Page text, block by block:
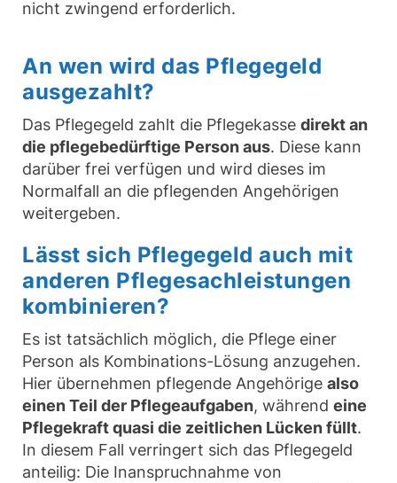
nicht zwingend erforderlich.
An wen wird das Pflegegeld
ausgezahlt?
Das Pflegegeld zahlt die Pflegekasse direkt an
die pflegebedürftige Person aus. Diese kann
darüber frei verfügen und wird dieses im
Normalfall an die pflegenden Angehörigen
weitergeben.
Lässt sich Pflegegeld auch mit
anderen Pflegesachleistungen
kombinieren?
Es ist tatsächlich möglich, die Pflege einer
Person als Kombinations-Lösung anzugehen.
Hier übernehmen pflegende Angehörige also
einen Teil der Pflegeaufgaben, während eine
Pflegekraft quasi die zeitlichen Lücken füllt.
In diesem Fall verringert sich das Pflegegeld
anteilig: Die Inanspruchnahme von